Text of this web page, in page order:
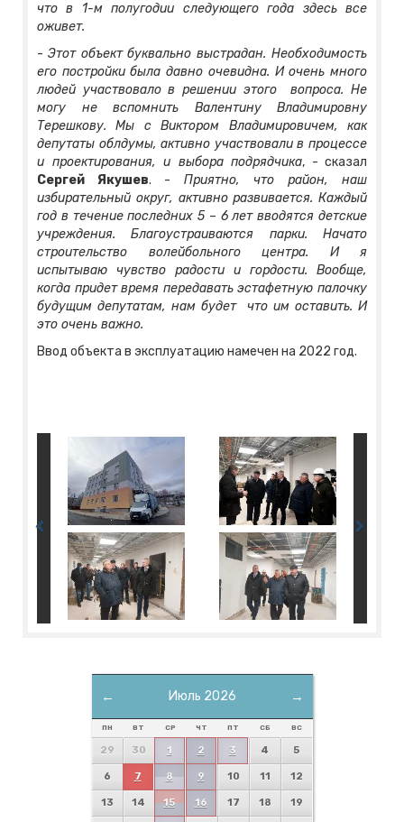
что в 1-м полугодии следующего года здесь все
оживет.
- Этот объект буквально выстрадан. Необходимость
его постройки была давно очевидна. И очень много
людей участвовало в решении этого вопроса. Не
могу не вспомнить Валентину Владимировну
Терешкову. Мы с Виктором Владимировичем, как
депутаты облдумы, активно участвовали в процессе
и проектирования, и выбора подрядчика, - сказал
Сергей Якушев. - Приятно, что район, наш
избирательный округ, активно развивается. Каждый
год в течение последних 5 – 6 лет вводятся детские
учреждения. Благоустраиваются парки. Начато
строительство волейбольного центра. И я
испытываю чувство радости и гордости. Вообще,
когда придет время передавать эстафетную палочку
будущим депутатам, нам будет что им оставить. И
это очень важно.
Ввод объекта в эксплуатацию намечен на 2022 год.
← →
Июль 2026
ПН ВТ СР ЧТ ПТ СБ ВС
29 30 1 2 3 4 5
6 7 8 9 10 11 12
13 14 15 16 17 18 19